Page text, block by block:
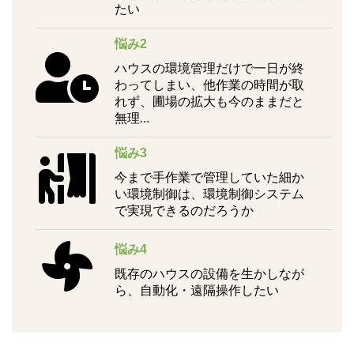
たい
悩み2
ハウスの環境管理だけで一日が終
わってしまい、他作業の時間が取
れず、圃場の拡大も今のままだと
無理...
悩み3
今まで手作業で管理していた細か
い環境制御は、環境制御システム
で実現できるのだろうか
悩み4
既存のハウスの設備を生かしなが
ら、自動化・遠隔操作したい